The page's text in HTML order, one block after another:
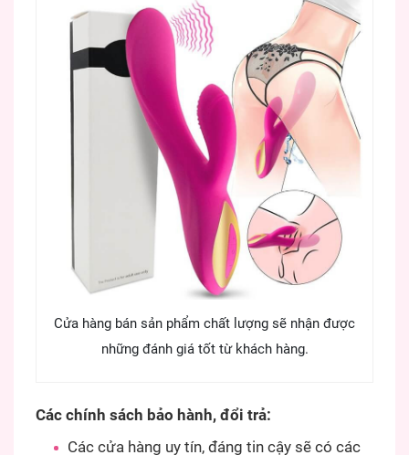
Cửa hàng bán sản phẩm chất lượng sẽ nhận được
những đánh giá tốt từ khách hàng.
Các chính sách bảo hành, đổi trả:
Các cửa hàng uy tín, đáng tin cậy sẽ có các